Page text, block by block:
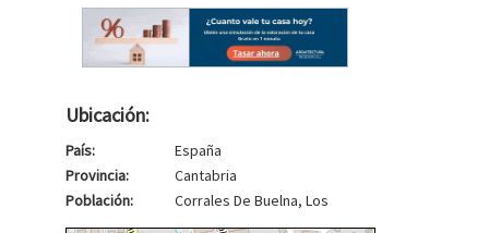
Ubicación:
País:
España
Provincia:
Cantabria
Población:
Corrales De Buelna, Los